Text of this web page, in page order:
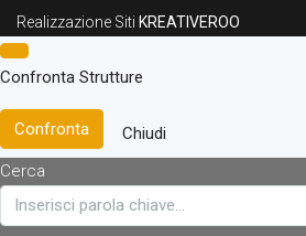
Realizzazione Siti KREATIVEROO
Confronta Strutture
Confronta
Chiudi
Cerca